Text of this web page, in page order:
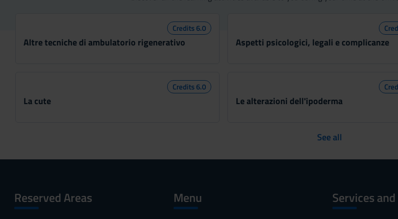
o
Credits 6.0
Altre tecniche di ambulatorio rigenerativo Aspetti psicologici, legali e complicanze
Credits 6.0
La cute Le alterazioni dell'ipoderma
See all
Reserved Areas Menu Services and